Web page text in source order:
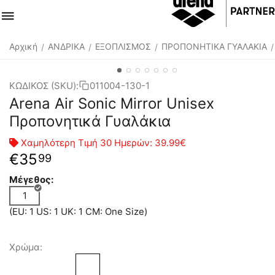
Αρχική / ΑΝΔΡΙΚΑ / ΕΞΟΠΛΙΣΜΟΣ / ΠΡΟΠΟΝΗΤΙΚΑ ΓΥΑΛΑΚΙΑ /
ΚΩΔΙΚΟΣ (SKU): 011004-130-1
Arena Air Sonic Mirror Unisex
Προπονητικά Γυαλάκια
Χαμηλότερη Τιμή 30 Ημερών: 39.99€
€3599
Μέγεθος:
1
(EU: 1 US: 1 UK: 1 CM: One Size)
Χρώμα: